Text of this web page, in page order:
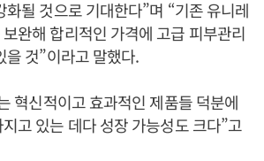
화될 것으로 기대한다”며 “기존 유니레
완해 합리적인 가격에 고급 피부관리
을 것”이라고 말했다.
혁신적이고 효과적인 제품들 덕분에
고 있는 데다 성장 가능성도 크다”고